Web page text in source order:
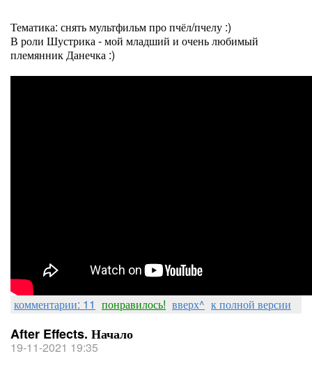
Тематика: снять мультфильм про пчёл/пчелу :)
В роли Шустрика - мой младший и очень любимый
племянник Данечка :)
комментарии: 11 понравилось! вверх^ к полной версии
After Effects. Начало
19-11-2021 19:35